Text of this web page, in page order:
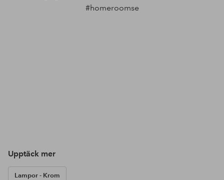
#homeroomse
Upptäck mer
Lampor - Krom